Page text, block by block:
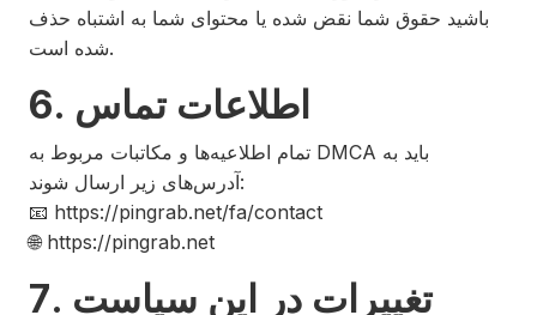
باشید حقوق شما نقض شده یا محتوای شما به اشتباه حذف
شده است.
6. اطلاعات تماس
تمام اطلاعیه‌ها و مکاتبات مربوط به DMCA باید به
آدرس‌های زیر ارسال شوند:
📧 https://pingrab.net/fa/contact
🌐 https://pingrab.net
7. تغییرات در این سیاست